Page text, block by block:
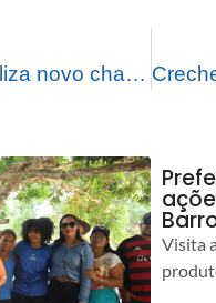
Prefeitura de Rio Branco realiza novo chamamento de aprovados em concurso público
Visita